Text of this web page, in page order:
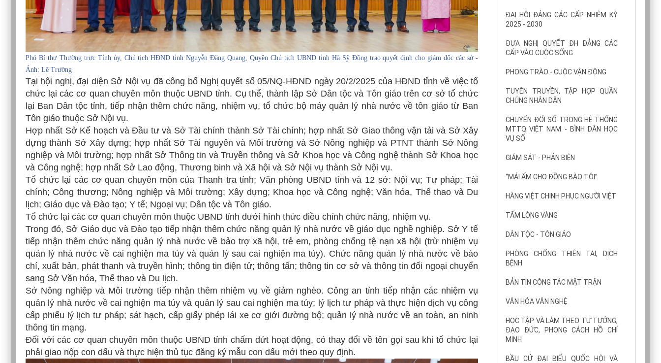
Phó Bí thư Thường trực Tỉnh ủy, Chủ tịch HĐND tỉnh Nguyễn Đăng Quang, Quyền Chủ tịch UBND tỉnh Hà Sỹ Đồng trao quyết định cho giám đốc các sở -
Ảnh: Lê Trường
Tại hội nghị, đại diện Sở Nội vụ đã công bố Nghị quyết số 05/NQ-HĐND ngày 20/2/2025 của HĐND tỉnh về việc tổ
chức lại các cơ quan chuyên môn thuộc UBND tỉnh. Cụ thể, thành lập Sở Dân tộc và Tôn giáo trên cơ sở tổ chức
lại Ban Dân tộc tỉnh, tiếp nhận thêm chức năng, nhiệm vụ, tổ chức bộ máy quản lý nhà nước về tôn giáo từ Ban
Tôn giáo thuộc Sở Nội vụ.
Hợp nhất Sở Kế hoạch và Đầu tư và Sở Tài chính thành Sở Tài chính; hợp nhất Sở Giao thông vận tải và Sở Xây
dựng thành Sở Xây dựng; hợp nhất Sở Tài nguyên và Môi trường và Sở Nông nghiệp và PTNT thành Sở Nông
nghiệp và Môi trường; hợp nhất Sở Thông tin và Truyền thông và Sở Khoa học và Công nghệ thành Sở Khoa học
và Công nghệ; hợp nhất Sở Lao động, Thương binh và Xã hội và Sở Nội vụ thành Sở Nội vụ.
Tổ chức lại các cơ quan chuyên môn của Thanh tra tỉnh; Văn phòng UBND tỉnh và 12 sở: Nội vụ; Tư pháp; Tài
chính; Công thương; Nông nghiệp và Môi trường; Xây dựng; Khoa học và Công nghệ; Văn hóa, Thể thao và Du
lịch; Giáo dục và Đào tạo; Y tế; Ngoại vụ; Dân tộc và Tôn giáo.
Tổ chức lại các cơ quan chuyên môn thuộc UBND tỉnh dưới hình thức điều chỉnh chức năng, nhiệm vụ.
Trong đó, Sở Giáo dục và Đào tạo tiếp nhận thêm chức năng quản lý nhà nước về giáo dục nghề nghiệp. Sở Y tế
tiếp nhận thêm chức năng quản lý nhà nước về bảo trợ xã hội, trẻ em, phòng chống tệ nạn xã hội (trừ nhiệm vụ
quản lý nhà nước về cai nghiện ma túy và quản lý sau cai nghiện ma túy). Chức năng quản lý nhà nước về báo
chí, xuất bản, phát thanh và truyền hình; thông tin điện tử; thông tấn; thông tin cơ sở và thông tin đối ngoại chuyển
sang Sở Văn hóa, Thể thao và Du lịch.
Sở Nông nghiệp và Môi trường tiếp nhận thêm nhiệm vụ về giảm nghèo. Công an tỉnh tiếp nhận các nhiệm vụ
quản lý nhà nước về cai nghiện ma túy và quản lý sau cai nghiện ma túy; lý lịch tư pháp và thực hiện dịch vụ công
cấp phiếu lý lịch tư pháp; sát hạch, cấp giấy phép lái xe cơ giới đường bộ; quản lý nhà nước về an toàn, an ninh
thông tin mạng.
Đối với các cơ quan chuyên môn thuộc UBND tỉnh chấm dứt hoạt động, có thay đổi về tên gọi sau khi tổ chức lại
phải giao nộp con dấu và thực hiện thủ tục đăng ký mẫu con dấu mới theo quy định.
ĐẠI HỘI ĐẢNG CÁC CẤP NHIỆM KỲ
2025 - 2030
ĐƯA NGHỊ QUYẾT ĐH ĐẢNG CÁC
CẤP VÀO CUỘC SỐNG
PHONG TRÀO - CUỘC VẬN ĐỘNG
TUYÊN TRUYỀN, TẬP HỢP QUẦN
CHÚNG NHÂN DÂN
CHUYỂN ĐỔI SỐ TRONG HỆ THỐNG
MTTQ VIỆT NAM - BÌNH DÂN HỌC
VỤ SỐ
GIÁM SÁT - PHẢN BIỆN
“MÁI ẤM CHO ĐỒNG BÀO TÔI”
HÀNG VIỆT CHINH PHỤC NGƯỜI VIỆT
TẤM LÒNG VÀNG
DÂN TỘC - TÔN GIÁO
PHÒNG CHỐNG THIÊN TAI, DỊCH
BỆNH
BẢN TIN CÔNG TÁC MẶT TRẬN
VĂN HÓA VĂN NGHỆ
HỌC TẬP VÀ LÀM THEO TƯ TƯỞNG,
ĐẠO ĐỨC, PHONG CÁCH HỒ CHÍ
MINH
BẦU CỬ ĐẠI BIỂU QUỐC HỘI VÀ